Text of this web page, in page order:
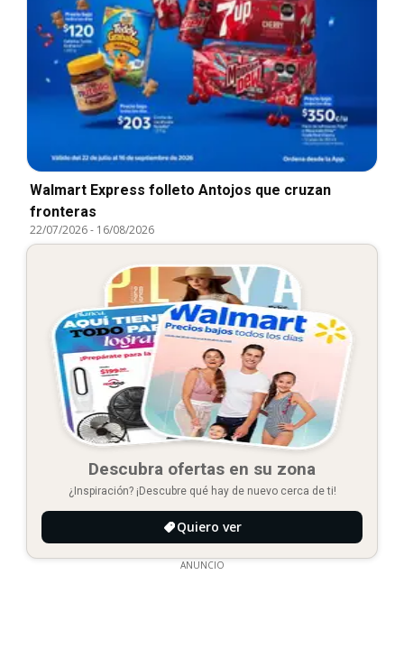
Walmart Express folleto Antojos que cruzan
fronteras
22/07/2026- 16/08/2026
Descubra ofertas en su zona
¿Inspiración? ¡Descubre qué hay de nuevo cerca de ti!
Quiero ver
ANUNCIO